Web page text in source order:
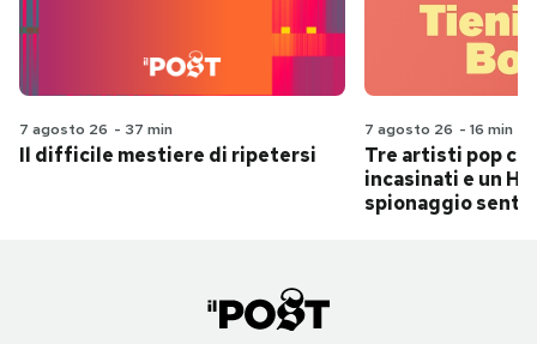
7 agosto 26 - 37 min
Il difficile mestiere di ripetersi
7 agosto 26 - 16 min
Tre artisti pop
incasinati e un
spionaggio